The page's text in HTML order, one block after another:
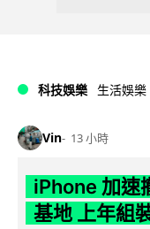
科技娛樂 生活娛樂
Vin 13 小時
iPhone 加速
基地 上年組